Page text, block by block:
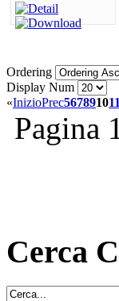
Ordering
Display Num
«InizioPrec567891011
Pagina
Cerca